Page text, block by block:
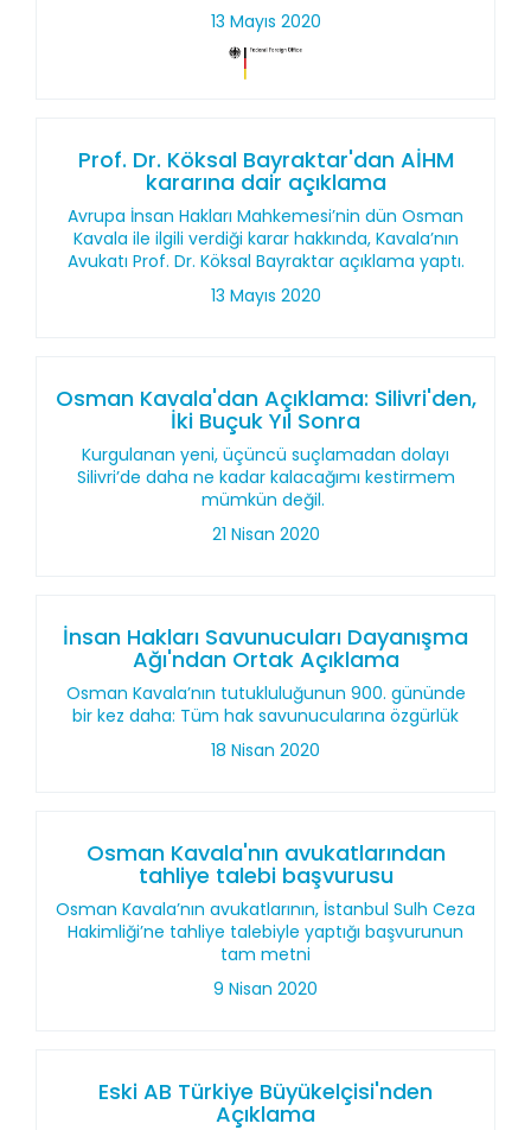
13 Mayıs 2020
Prof. Dr. Köksal Bayraktar'dan AİHM
kararına dair açıklama
Avrupa İnsan Hakları Mahkemesi’nin dün Osman
Kavala ile ilgili verdiği karar hakkında, Kavala’nın
Avukatı Prof. Dr. Köksal Bayraktar açıklama yaptı.
13 Mayıs 2020
Osman Kavala'dan Açıklama: Silivri'den,
İki Buçuk Yıl Sonra
Kurgulanan yeni, üçüncü suçlamadan dolayı
Silivri’de daha ne kadar kalacağımı kestirmem
mümkün değil.
21 Nisan 2020
İnsan Hakları Savunucuları Dayanışma
Ağı'ndan Ortak Açıklama
Osman Kavala’nın tutukluluğunun 900. gününde
bir kez daha: Tüm hak savunucularına özgürlük
18 Nisan 2020
Osman Kavala'nın avukatlarından
tahliye talebi başvurusu
Osman Kavala’nın avukatlarının, İstanbul Sulh Ceza
Hakimliği’ne tahliye talebiyle yaptığı başvurunun
tam metni
9 Nisan 2020
Eski AB Türkiye Büyükelçisi'nden
Açıklama